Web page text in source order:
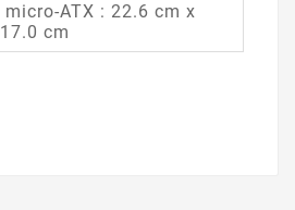
micro-ATX : 22.6 cm x
17.0 cm